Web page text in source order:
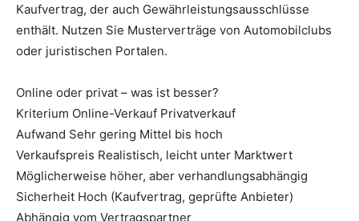
Kaufvertrag, der auch Gewährleistungsausschlüsse
enthält. Nutzen Sie Musterverträge von Automobilclubs
oder juristischen Portalen.
Online oder privat – was ist besser?
Kriterium Online-Verkauf Privatverkauf
Aufwand Sehr gering Mittel bis hoch
Verkaufspreis Realistisch, leicht unter Marktwert
Möglicherweise höher, aber verhandlungsabhängig
Sicherheit Hoch (Kaufvertrag, geprüfte Anbieter)
Abhängig vom Vertragspartner